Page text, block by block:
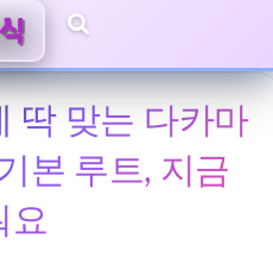
딱 맞는 다카마
본 루트, 지금
요